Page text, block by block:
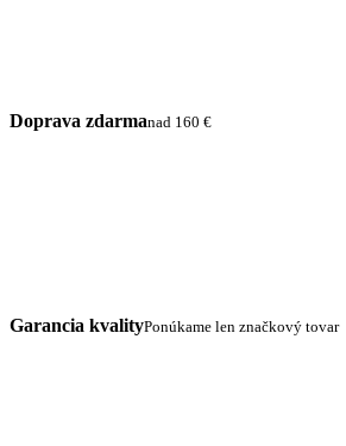
Doprava zdarmanad 160 €
Garancia kvalityPonúkame len značkový tovar